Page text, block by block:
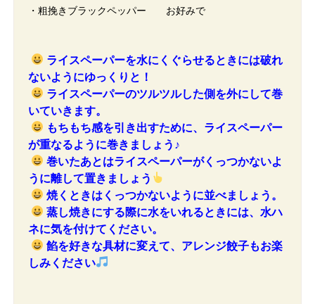
・粗挽きブラックペッパー お好みで
ライスペーパーを水にくぐらせるときには破れ
ないようにゆっくりと！
ライスペーパーのツルツルした側を外にして巻
いていきます。
もちもち感を引き出すために、ライスペーパー
が重なるように巻きましょう♪
巻いたあとはライスペーパーがくっつかないよ
うに離して置きましょう
焼くときはくっつかないように並べましょう。
蒸し焼きにする際に水をいれるときには、水ハ
ネに気を付けてください。
餡を好きな具材に変えて、アレンジ餃子もお楽
しみください